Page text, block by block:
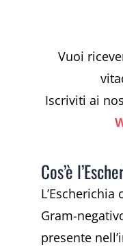
Vuoi
Iscriviti ai
Cos’è
Gram-
presente